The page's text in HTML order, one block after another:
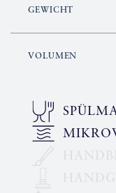
GEWICHT
VOLUMEN